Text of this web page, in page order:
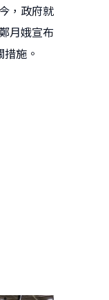
，政府就
月娥宣布
施。